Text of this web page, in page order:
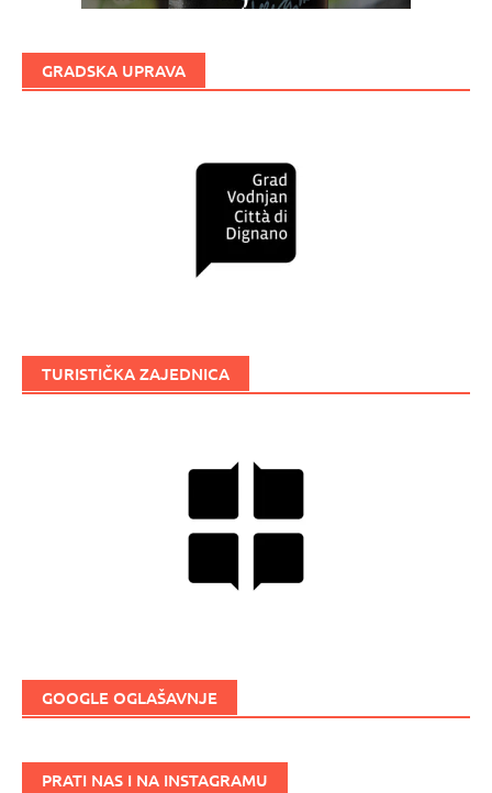
GRADSKA UPRAVA
TURISTIČKA ZAJEDNICA
GOOGLE OGLAŠAVNJE
PRATI NAS I NA INSTAGRAMU